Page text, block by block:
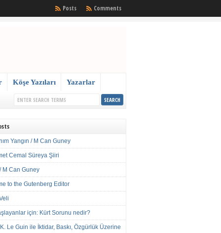
Comments
Posts
Köşe Yazıları Yazarlar
Yangın / M Can Guney
Cemal Süreya Şiiri
M Can Guney
to the Gutenberg Editor
için: Kürt Sorunu nedir?
Le Guin ile İktidar, Baskı, Özgürlük Üzerine